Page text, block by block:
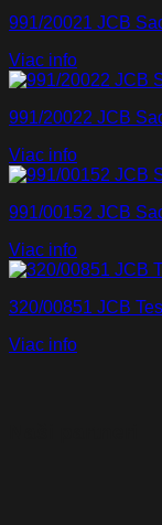
991/20021 JCB
Viac info
991/20022 JCB
Viac info
991/00152 JCB
Viac info
320/00851 JCB
Viac info